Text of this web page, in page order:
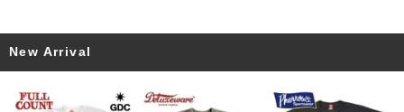
New Arrival